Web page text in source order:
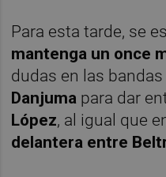
Para esta tarde, se
mantenga un once
dudas en las
Danjuma para dar
López, al igual que
delantera entre